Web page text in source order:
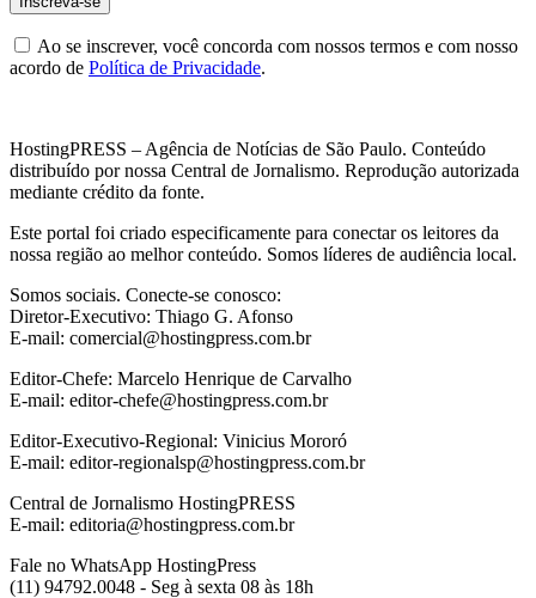
Ao se inscrever, você concorda com nossos termos e com nosso
acordo de Política de Privacidade.
HostingPRESS – Agência de Notícias de São Paulo. Conteúdo
distribuído por nossa Central de Jornalismo. Reprodução autorizada
mediante crédito da fonte.
Este portal foi criado especificamente para conectar os leitores da
nossa região ao melhor conteúdo. Somos líderes de audiência local.
Somos sociais. Conecte-se conosco:
Diretor-Executivo: Thiago G. Afonso
E-mail: comercial@hostingpress.com.br
Editor-Chefe: Marcelo Henrique de Carvalho
E-mail: editor-chefe@hostingpress.com.br
Editor-Executivo-Regional: Vinicius Mororó
E-mail: editor-regionalsp@hostingpress.com.br
Central de Jornalismo HostingPRESS
E-mail: editoria@hostingpress.com.br
Fale no WhatsApp HostingPress
(11) 94792.0048 - Seg à sexta 08 às 18h